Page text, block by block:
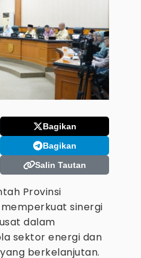
Bagikan
Bagikan
Salin Tautan
Provinsi
sinergi
dalam
sektor energi dan
berkelanjutan.